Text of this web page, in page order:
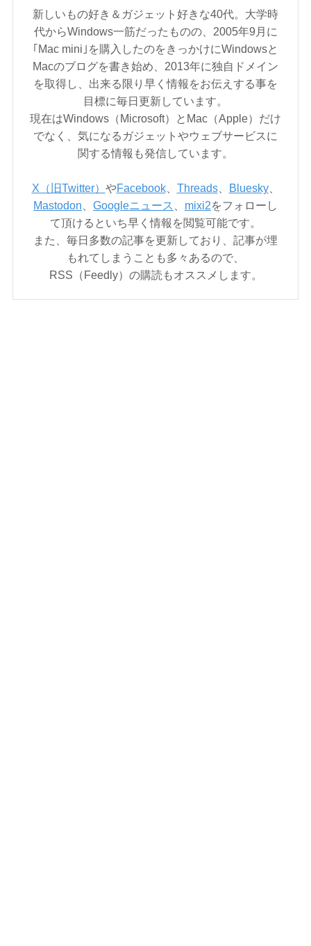
新しいもの好き＆ガジェット好きな40代。大学時
代からWindows一筋だったものの、2005年9月に
｢Mac mini｣を購入したのをきっかけにWindowsと
Macのブログを書き始め、2013年に独自ドメイン
を取得し、出来る限り早く情報をお伝えする事を
目標に毎日更新しています。
現在はWindows（Microsoft）とMac（Apple）だけ
でなく、気になるガジェットやウェブサービスに
関する情報も発信しています。
X（旧Twitter） やFacebook、 Threads、 Bluesky、
Mastodon
Googleニュース mixi2をフォローし
て頂けるといち早く情報を閲覧可能です。
また、毎日多数の記事を更新しており、記事が埋
もれてしまうことも多々あるので、
RSS（Feedly）の購読もオススメします。